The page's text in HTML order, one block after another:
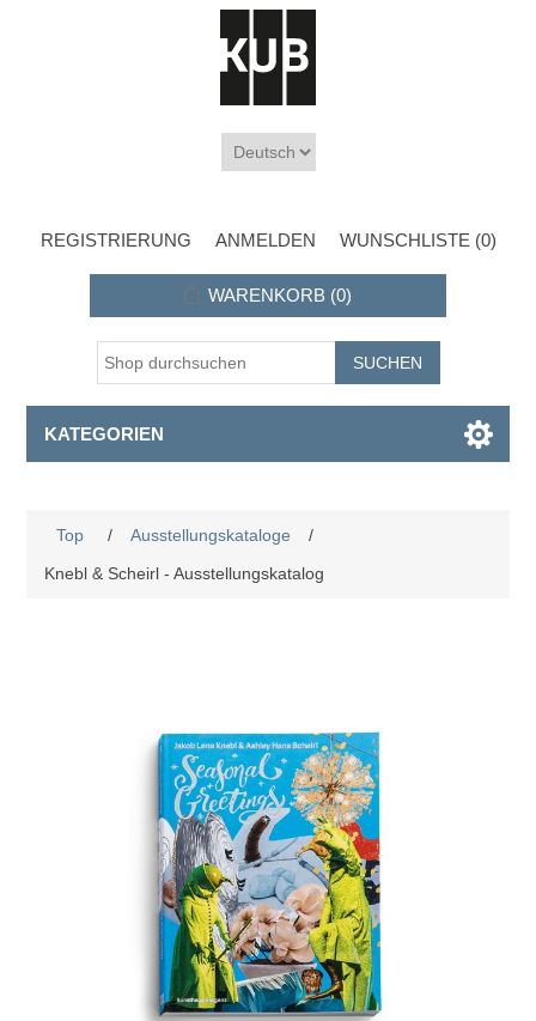
REGISTRIERUNG ANMELDEN WUNSCHLISTE (0)
WARENKORB (0)
KATEGORIEN
Top / Ausstellungskataloge
/
Knebl & Scheirl - Ausstellungskatalog